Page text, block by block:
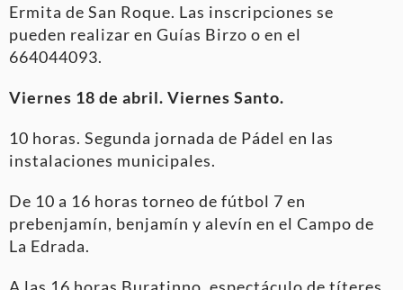
Ermita de San Roque. Las inscripciones se
pueden realizar en Guías Birzo o en el
664044093.
Viernes 18 de abril. Viernes Santo.
10 horas. Segunda jornada de Pádel en las
instalaciones municipales.
De 10 a 16 horas torneo de fútbol 7 en
prebenjamín, benjamín y alevín en el Campo de
La Edrada.